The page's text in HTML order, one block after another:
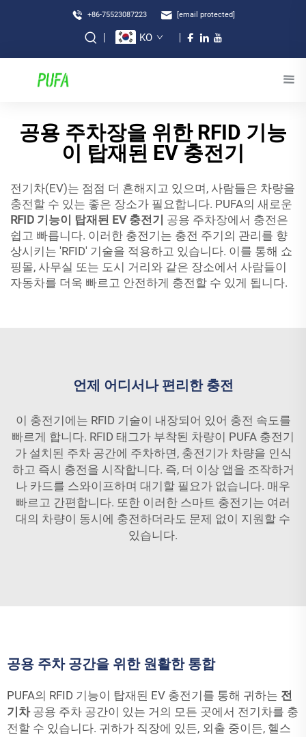
+86-75523087223 [email protected]
KO
공용 주차장을 위한 RFID 기능
이 탑재된 EV 충전기
전기차(EV)는 점점 더 흔해지고 있으며, 사람들은 차량을
충전할 수 있는 좋은 장소가 필요합니다. PUFA의 새로운
RFID 기능이 탑재된 EV 충전기 공용 주차장에서 충전은
쉽고 빠릅니다. 이러한 충전기는 충전 주기의 관리를 향
상시키는 'RFID' 기술을 적용하고 있습니다. 이를 통해 쇼
핑몰, 사무실 또는 도시 거리와 같은 장소에서 사람들이
자동차를 더욱 빠르고 안전하게 충전할 수 있게 됩니다.
언제 어디서나 편리한 충전
이 충전기에는 RFID 기술이 내장되어 있어 충전 속도를
빠르게 합니다. RFID 태그가 부착된 차량이 PUFA 충전기
가 설치된 주차 공간에 주차하면, 충전기가 차량을 인식
하고 즉시 충전을 시작합니다. 즉, 더 이상 앱을 조작하거
나 카드를 스와이프하며 대기할 필요가 없습니다. 매우
빠르고 간편합니다. 또한 이러한 스마트 충전기는 여러
대의 차량이 동시에 충전하더라도 문제 없이 지원할 수
있습니다.
공용 주차 공간을 위한 원활한 통합
PUFA의 RFID 기능이 탑재된 EV 충전기를 통해 귀하는 전
기차 공용 주차 공간이 있는 거의 모든 곳에서 전기차를 충
전할 수 있습니다. 귀하가 직장에 있든, 외출 중이든, 헬스